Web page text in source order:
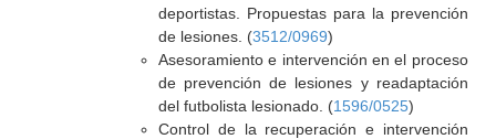
deportistas. Propuestas para la prevención
de lesiones. (3512/0969)
Asesoramiento e intervención en el proceso
de prevención de lesiones y readaptación
del futbolista lesionado. (1596/0525)
Control de la recuperación e intervención